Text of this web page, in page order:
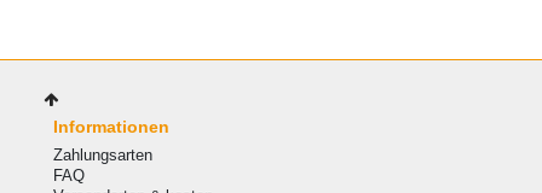
Informationen
Zahlungsarten
FAQ